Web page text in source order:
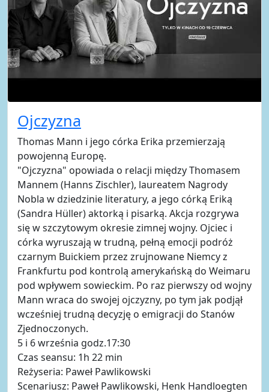
Ojczyzna
Thomas Mann i jego córka Erika przemierzają
powojenną Europę.
"Ojczyzna" opowiada o relacji między Thomasem
Mannem (Hanns Zischler), laureatem Nagrody
Nobla w dziedzinie literatury, a jego córką Eriką
(Sandra Hüller) aktorką i pisarką. Akcja rozgrywa
się w szczytowym okresie zimnej wojny. Ojciec i
córka wyruszają w trudną, pełną emocji podróż
czarnym Buickiem przez zrujnowane Niemcy z
Frankfurtu pod kontrolą amerykańską do Weimaru
pod wpływem sowieckim. Po raz pierwszy od wojny
Mann wraca do swojej ojczyzny, po tym jak podjął
wcześniej trudną decyzję o emigracji do Stanów
Zjednoczonych.
5 i 6 września godz.17:30
Czas seansu: 1h 22 min
Reżyseria: Paweł Pawlikowski
Scenariusz: Paweł Pawlikowski, Henk Handloegten